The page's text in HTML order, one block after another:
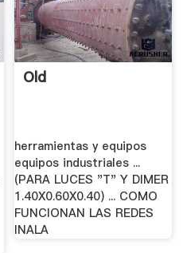
Old
herramientas y equipos
equipos industriales ...
(PARA LUCES "T" Y DIMER
1.40X0.60X0.40) ... COMO
FUNCIONAN LAS REDES
INALA